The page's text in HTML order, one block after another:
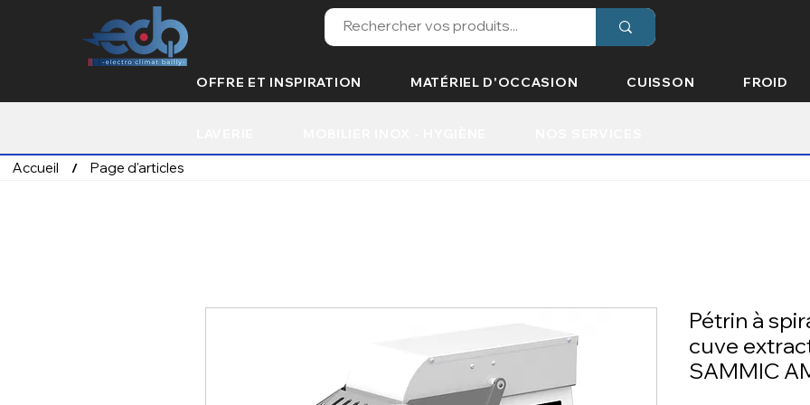
OFFRE ET INSPIRATION MATÉRIEL D'OCCASION CUISSON FROID
Accueil / Page d'articles
Pétrin à
cuve
SAMMIC